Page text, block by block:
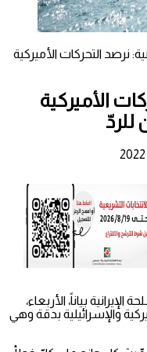
نرصد التحركات الأميركية
الأميركية
للردّ
بياناً، الأربعاء،
والإسرائيلية بدقة وهي